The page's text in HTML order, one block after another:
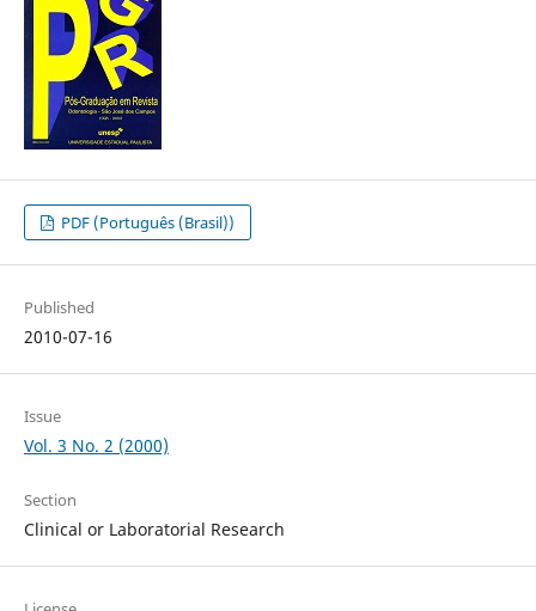
PDF (Português (Brasil))
Published
2010-07-16
Issue
Vol. 3 No. 2 (2000)
Section
Clinical or Laboratorial Research